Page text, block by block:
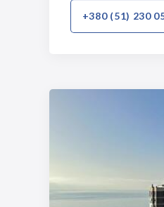
+380 (51) 230